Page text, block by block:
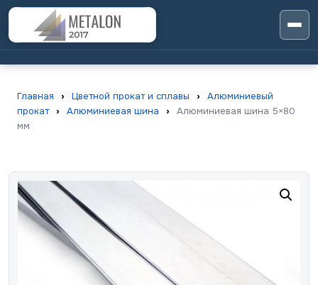
Главная › Цветной прокат и сплавы ›
Алюминиевый
прокат › Алюминиевая шина ›
Алюминиевая шина 5×80
мм